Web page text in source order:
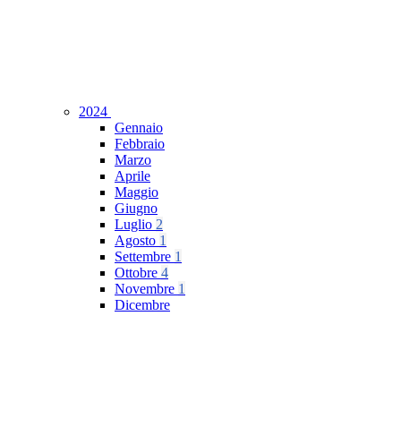
2024
Gennaio
Febbraio
Marzo
Aprile
Maggio
Giugno
Luglio 2
Agosto 1
Settembre 1
Ottobre 4
Novembre 1
Dicembre